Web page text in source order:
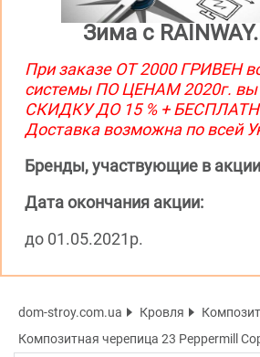
Зима с
При заказе ОТ 2000 ГРИВЕН
системы ПО ЦЕНАМ 2020г. вы
СКИДКУ ДО 15 % +
Доставка возможна по всей
Бренды, участвующие в
Дата окончания акции:
до 01.05.2021р.
dom-stroy.com.ua Кровля
Композитная черепица 23 Peppermill